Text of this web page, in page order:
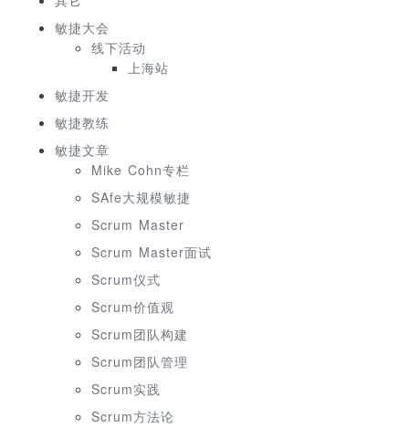
敏捷大会
线下活动
上海站
敏捷开发
敏捷教练
敏捷文章
Mike Cohn专栏
SAfe大规模敏捷
Scrum Master
Scrum Master面试
Scrum仪式
Scrum价值观
Scrum团队构建
Scrum团队管理
Scrum实践
Scrum方法论